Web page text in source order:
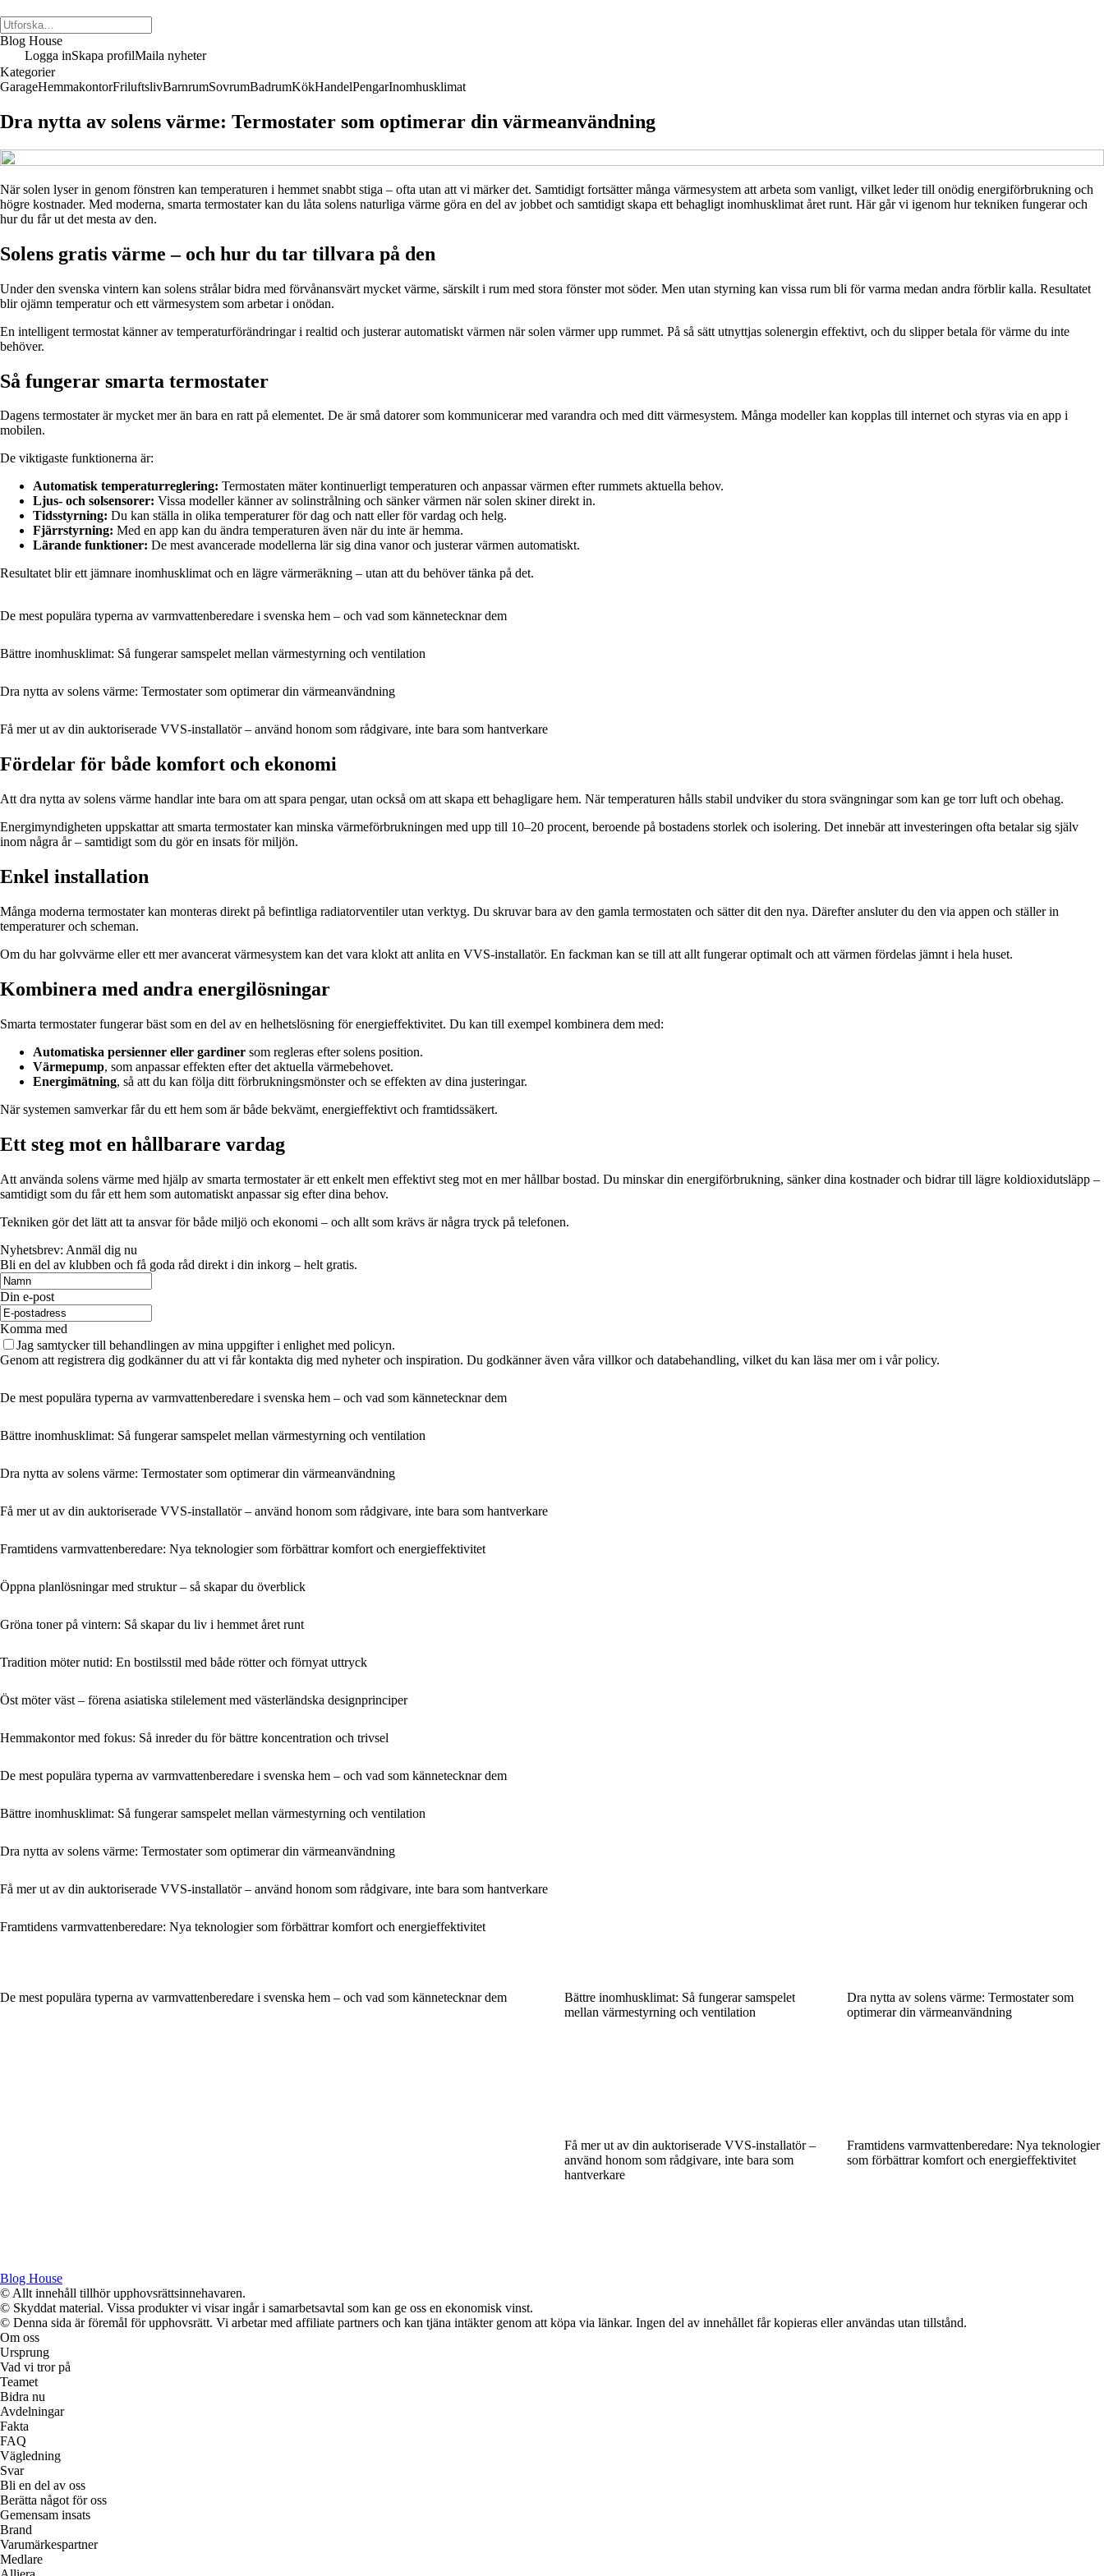
Blog House
Logga inSkapa profilMaila nyheter
Kategorier
GarageHemmakontorFriluftslivBarnrumSovrumBadrumKökHandelPengarInomhusklimat
Dra nytta av solens värme: Termostater som optimerar din värmeanvändning
När solen lyser in genom fönstren kan temperaturen i hemmet snabbt stiga – ofta utan att vi märker det. Samtidigt fortsätter många värmesystem att arbeta som vanligt, vilket leder till onödig energiförbrukning och
högre kostnader. Med moderna, smarta termostater kan du låta solens naturliga värme göra en del av jobbet och samtidigt skapa ett behagligt inomhusklimat året runt. Här går vi igenom hur tekniken fungerar och
hur du får ut det mesta av den.
Solens gratis värme – och hur du tar tillvara på den
Under den svenska vintern kan solens strålar bidra med förvånansvärt mycket värme, särskilt i rum med stora fönster mot söder. Men utan styrning kan vissa rum bli för varma medan andra förblir kalla. Resultatet
blir ojämn temperatur och ett värmesystem som arbetar i onödan.
En intelligent termostat känner av temperaturförändringar i realtid och justerar automatiskt värmen när solen värmer upp rummet. På så sätt utnyttjas solenergin effektivt, och du slipper betala för värme du inte
behöver.
Så fungerar smarta termostater
Dagens termostater är mycket mer än bara en ratt på elementet. De är små datorer som kommunicerar med varandra och med ditt värmesystem. Många modeller kan kopplas till internet och styras via en app i
mobilen.
De viktigaste funktionerna är:
Automatisk temperaturreglering: Termostaten mäter kontinuerligt temperaturen och anpassar värmen efter rummets aktuella behov.
Ljus- och solsensorer: Vissa modeller känner av solinstrålning och sänker värmen när solen skiner direkt in.
Tidsstyrning: Du kan ställa in olika temperaturer för dag och natt eller för vardag och helg.
Fjärrstyrning: Med en app kan du ändra temperaturen även när du inte är hemma.
Lärande funktioner: De mest avancerade modellerna lär sig dina vanor och justerar värmen automatiskt.
Resultatet blir ett jämnare inomhusklimat och en lägre värmeräkning – utan att du behöver tänka på det.
De mest populära typerna av varmvattenberedare i svenska hem – och vad som kännetecknar dem
Bättre inomhusklimat: Så fungerar samspelet mellan värmestyrning och ventilation
Dra nytta av solens värme: Termostater som optimerar din värmeanvändning
Få mer ut av din auktoriserade VVS-installatör – använd honom som rådgivare, inte bara som hantverkare
Fördelar för både komfort och ekonomi
Att dra nytta av solens värme handlar inte bara om att spara pengar, utan också om att skapa ett behagligare hem. När temperaturen hålls stabil undviker du stora svängningar som kan ge torr luft och obehag.
Energimyndigheten uppskattar att smarta termostater kan minska värmeförbrukningen med upp till 10–20 procent, beroende på bostadens storlek och isolering. Det innebär att investeringen ofta betalar sig själv
inom några år – samtidigt som du gör en insats för miljön.
Enkel installation
Många moderna termostater kan monteras direkt på befintliga radiatorventiler utan verktyg. Du skruvar bara av den gamla termostaten och sätter dit den nya. Därefter ansluter du den via appen och ställer in
temperaturer och scheman.
Om du har golvvärme eller ett mer avancerat värmesystem kan det vara klokt att anlita en VVS-installatör. En fackman kan se till att allt fungerar optimalt och att värmen fördelas jämnt i hela huset.
Kombinera med andra energilösningar
Smarta termostater fungerar bäst som en del av en helhetslösning för energieffektivitet. Du kan till exempel kombinera dem med:
Automatiska persienner eller gardiner som regleras efter solens position.
Värmepump, som anpassar effekten efter det aktuella värmebehovet.
Energimätning, så att du kan följa ditt förbrukningsmönster och se effekten av dina justeringar.
När systemen samverkar får du ett hem som är både bekvämt, energieffektivt och framtidssäkert.
Ett steg mot en hållbarare vardag
Att använda solens värme med hjälp av smarta termostater är ett enkelt men effektivt steg mot en mer hållbar bostad. Du minskar din energiförbrukning, sänker dina kostnader och bidrar till lägre koldioxidutsläpp –
samtidigt som du får ett hem som automatiskt anpassar sig efter dina behov.
Tekniken gör det lätt att ta ansvar för både miljö och ekonomi – och allt som krävs är några tryck på telefonen.
Nyhetsbrev: Anmäl dig nu
Bli en del av klubben och få goda råd direkt i din inkorg – helt gratis.
Din e-post
Komma med
Jag samtycker till behandlingen av mina uppgifter i enlighet med policyn.
Genom att registrera dig godkänner du att vi får kontakta dig med nyheter och inspiration. Du godkänner även våra villkor och databehandling, vilket du kan läsa mer om i vår policy.
De mest populära typerna av varmvattenberedare i svenska hem – och vad som kännetecknar dem
Bättre inomhusklimat: Så fungerar samspelet mellan värmestyrning och ventilation
Dra nytta av solens värme: Termostater som optimerar din värmeanvändning
Få mer ut av din auktoriserade VVS-installatör – använd honom som rådgivare, inte bara som hantverkare
Framtidens varmvattenberedare: Nya teknologier som förbättrar komfort och energieffektivitet
Öppna planlösningar med struktur – så skapar du överblick
Gröna toner på vintern: Så skapar du liv i hemmet året runt
Tradition möter nutid: En bostilsstil med både rötter och förnyat uttryck
Öst möter väst – förena asiatiska stilelement med västerländska designprinciper
Hemmakontor med fokus: Så inreder du för bättre koncentration och trivsel
De mest populära typerna av varmvattenberedare i svenska hem – och vad som kännetecknar dem
Bättre inomhusklimat: Så fungerar samspelet mellan värmestyrning och ventilation
Dra nytta av solens värme: Termostater som optimerar din värmeanvändning
Få mer ut av din auktoriserade VVS-installatör – använd honom som rådgivare, inte bara som hantverkare
Framtidens varmvattenberedare: Nya teknologier som förbättrar komfort och energieffektivitet
De mest populära typerna av varmvattenberedare i svenska hem – och vad som kännetecknar dem
Bättre inomhusklimat: Så fungerar samspelet
mellan värmestyrning och ventilation
Dra nytta av solens värme: Termostater som
optimerar din värmeanvändning
Få mer ut av din auktoriserade VVS-installatör –
använd honom som rådgivare, inte bara som
hantverkare
Framtidens varmvattenberedare: Nya teknologier
som förbättrar komfort och energieffektivitet
Blog House
© Allt innehåll tillhör upphovsrättsinnehavaren.
© Skyddat material. Vissa produkter vi visar ingår i samarbetsavtal som kan ge oss en ekonomisk vinst.
© Denna sida är föremål för upphovsrätt. Vi arbetar med affiliate partners och kan tjäna intäkter genom att köpa via länkar. Ingen del av innehållet får kopieras eller användas utan tillstånd.
Om oss
Ursprung
Vad vi tror på
Teamet
Bidra nu
Avdelningar
Fakta
FAQ
Vägledning
Svar
Bli en del av oss
Berätta något för oss
Gemensam insats
Brand
Varumärkespartner
Medlare